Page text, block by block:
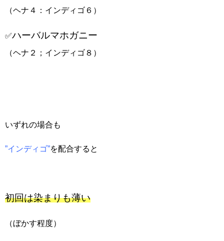
（ヘナ４：インディゴ６）
✅ハーバルマホガニー
（ヘナ２；インディゴ８）
いずれの場合も
”インディゴ”を配合すると
初回は染まりも薄い
（ぼかす程度）